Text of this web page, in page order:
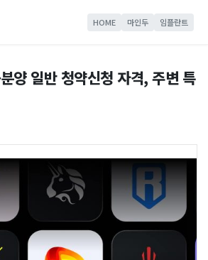
HOME 마인두 임플란트
양 일반 청약신청 자격, 주변 특